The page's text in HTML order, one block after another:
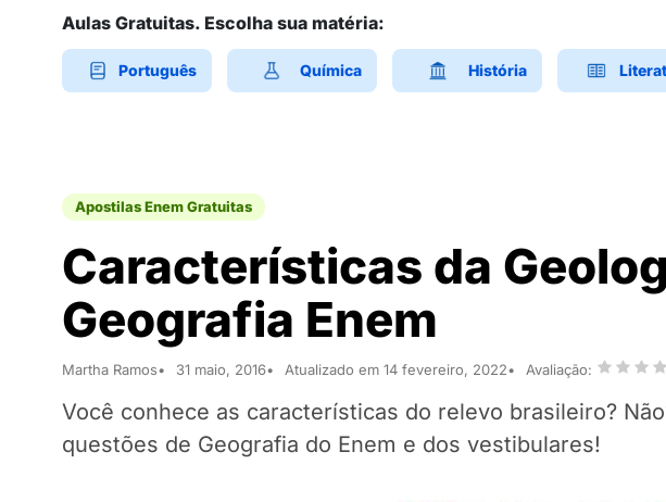
Aulas Gratuitas. Escolha sua matéria:
Português Química História
Apostilas Enem Gratuitas
Características da
Geografia Enem
Martha Ramos 31 maio, 2016 Atualizado em 14 fevereiro, 2022 Avaliação:
Você conhece as características do relevo brasileiro?
questões de Geografia do Enem e dos vestibulares!